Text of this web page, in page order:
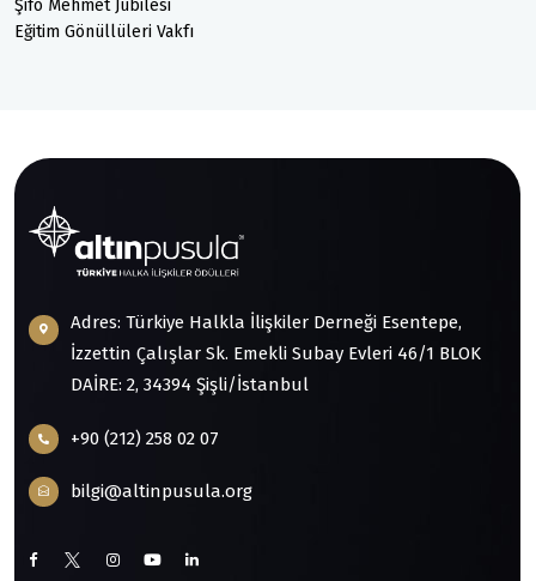
Şifo Mehmet Jübilesi
Eğitim Gönüllüleri Vakfı
Adres: Türkiye Halkla İlişkiler Derneği Esentepe,
İzzettin Çalışlar Sk. Emekli Subay Evleri 46/1 BLOK
DAİRE: 2, 34394 Şişli/İstanbul
+90 (212) 258 02 07
bilgi@altinpusula.org